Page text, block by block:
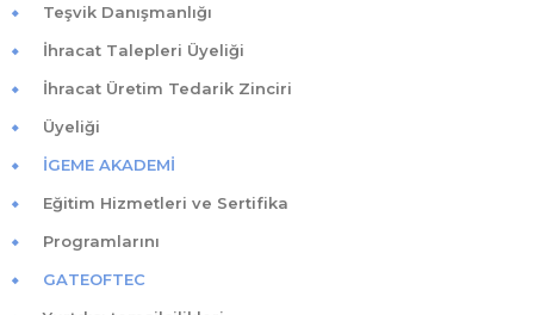
Teşvik Danışmanlığı
İhracat Talepleri Üyeliği
İhracat Üretim Tedarik Zinciri
Üyeliği
İGEME AKADEMİ
Eğitim Hizmetleri ve Sertifika
Programlarını
GATEOFTEC